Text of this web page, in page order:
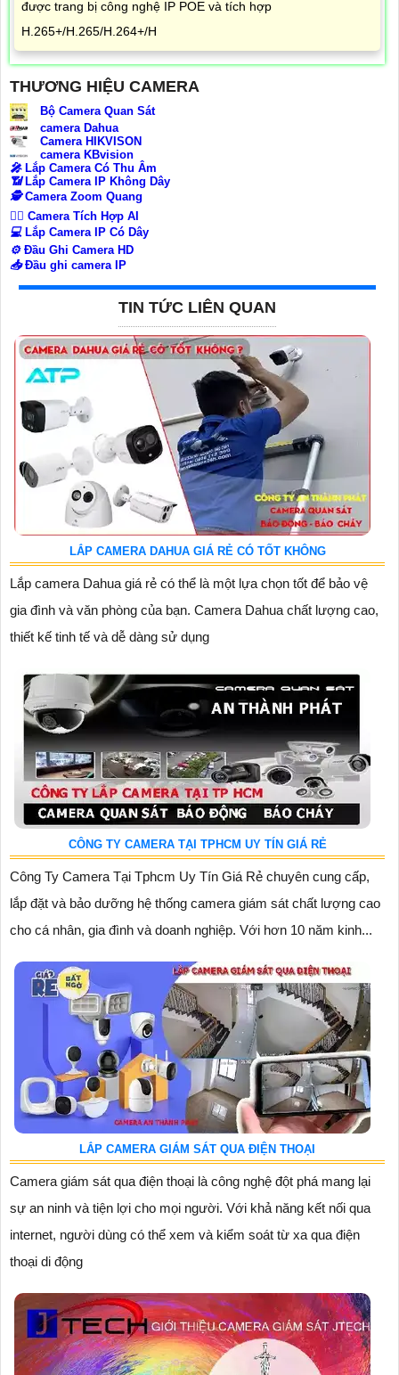
được trang bị công nghệ IP POE và tích hợp
H.265+/H.265/H.264+/H
THƯƠNG HIỆU CAMERA
Bộ Camera Quan Sát
camera Dahua
Camera HIKVISON
camera KBvision
️🎤️ Lắp Camera Có Thu Âm
📶 Lắp Camera IP Không Dây
🕵️Camera Zoom Quang
🧛‍♀️ Camera Tích Hợp AI
💻Lắp Camera IP Có Dây
⚙️Đầu Ghi Camera HD
📥Đầu ghi camera IP
TIN TỨC LIÊN QUAN
LẮP CAMERA DAHUA GIÁ RẺ CÓ TỐT KHÔNG
Lắp camera Dahua giá rẻ có thể là một lựa chọn tốt để bảo vệ
gia đình và văn phòng của bạn. Camera Dahua chất lượng cao,
thiết kế tinh tế và dễ dàng sử dụng
CÔNG TY CAMERA TẠI TPHCM UY TÍN GIÁ RẺ
Công Ty Camera Tại Tphcm Uy Tín Giá Rẻ chuyên cung cấp,
lắp đặt và bảo dưỡng hệ thống camera giám sát chất lượng cao
cho cá nhân, gia đình và doanh nghiệp. Với hơn 10 năm kinh...
LẮP CAMERA GIÁM SÁT QUA ĐIỆN THOẠI
Camera giám sát qua điện thoại là công nghệ đột phá mang lại
sự an ninh và tiện lợi cho mọi người. Với khả năng kết nối qua
internet, người dùng có thể xem và kiểm soát từ xa qua điện
thoại di động